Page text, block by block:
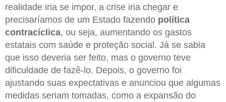
realidade iria se impor, a crise iria chegar e
precisaríamos de um Estado fazendo política
contracíclica, ou seja, aumentando os gastos
estatais com saúde e proteção social. Já se sabia
que isso deveria ser feito, mas o governo teve
dificuldade de fazê-lo. Depois, o governo foi
ajustando suas expectativas e anunciou que algumas
medidas seriam tomadas, como a expansão do